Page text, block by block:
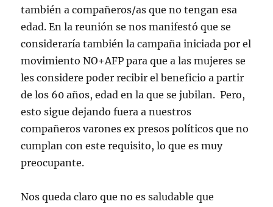
también a compañeros/as que no tengan esa
edad. En la reunión se nos manifestó que se
consideraría también la campaña iniciada por el
movimiento NO+AFP para que a las mujeres se
les considere poder recibir el beneficio a partir
de los 60 años, edad en la que se jubilan. Pero,
esto sigue dejando fuera a nuestros
compañeros varones ex presos políticos que no
cumplan con este requisito, lo que es muy
preocupante.
Nos queda claro que no es saludable que